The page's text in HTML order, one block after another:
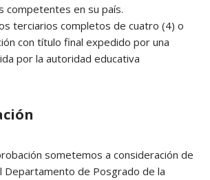
competentes en su país.
terciarios completos de cuatro (4) o
con título final expedido por una
por la autoridad educativa
sometemos a consideración de
Departamento de Posgrado de la